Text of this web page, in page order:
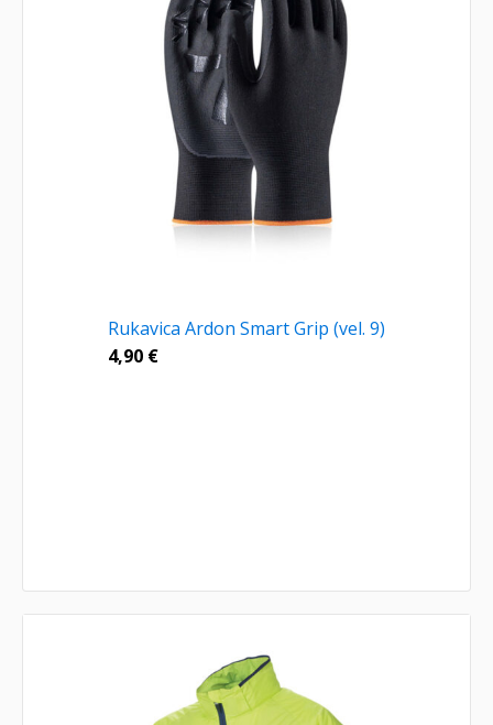
Rukavica Ardon Smart Grip (vel. 9)
4,90 €